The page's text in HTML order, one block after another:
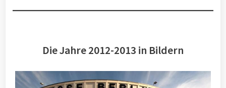
Die Jahre 2012-2013 in Bildern